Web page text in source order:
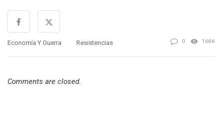
Economía Y Guerra Resistencias 0 1666
Comments are closed.